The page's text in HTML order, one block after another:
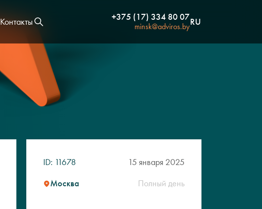
Контакты +375 (17) 334 80 07
minsk@adviros.byRU
ID: 11678
15 января 2025
Москва
Полный день